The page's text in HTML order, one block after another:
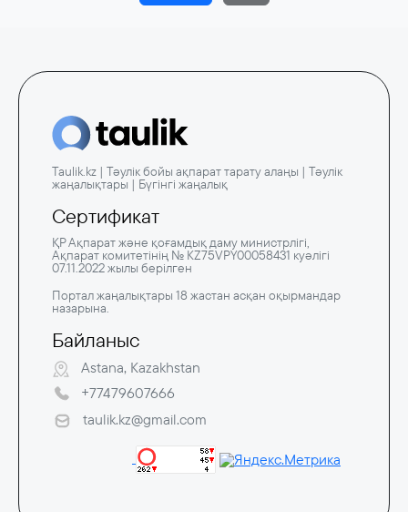
Taulik.kz | Тәулік бойы ақпарат тарату алаңы | Тәулік
жаңалықтары | Бүгінгі жаңалық
Сертификат
ҚР Ақпарат және қоғамдық даму министрлігі,
Ақпарат комитетінің № KZ75VPY00058431 куәлігі
07.11.2022 жылы берілген
Портал жаңалықтары 18 жастан асқан оқырмандар
назарына.
Байланыс
Astana, Kazakhstan
+77479607666
taulik.kz@gmail.com